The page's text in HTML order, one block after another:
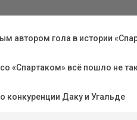
автором гола в истории
«Спартаком» всё пошло не
конкуренции Даку и Угальде